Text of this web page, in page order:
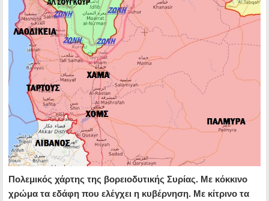
Πολεμικός χάρτης της βορειοδυτικής Συρίας. Με κόκκινο
χρώμα τα εδάφη που ελέγχει η κυβέρνηση. Με κίτρινο τα